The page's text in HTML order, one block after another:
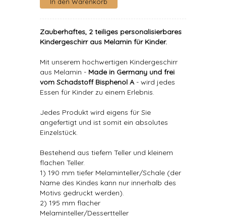
Zauberhaftes, 2 teiliges personalisierbares
Kindergeschirr aus Melamin für Kinder.
Mit unserem hochwertigen Kindergeschirr
aus Melamin - Made in Germany und frei
vom Schadstoff Bisphenol A- wird jedes
Essen für Kinder zu einem Erlebnis.
Jedes Produkt wird eigens für Sie
angefertigt und ist somit ein absolutes
Einzelstück.
Bestehend aus tiefem Teller und kleinem
flachen Teller.
1) 190 mm tiefer Melaminteller/Schale (der
Name des Kindes kann nur innerhalb des
Motivs gedruckt werden).
2) 195 mm flacher
Melaminteller/Dessertteller